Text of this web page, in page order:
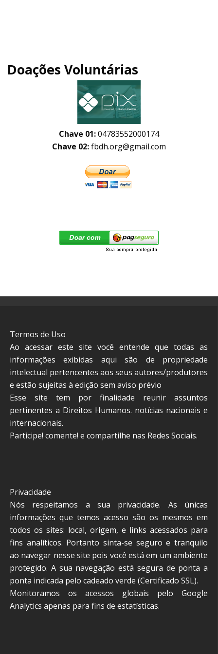
Doações Voluntárias
Chave 01:04783552000174
Chave 02:fbdh.org@gmail.com
Termos de Uso
Ao acessar este site você entende que todas as
informações exibidas aqui são de propriedade
intelectual pertencentes aos seus autores/produtores
e estão sujeitas à edição sem aviso prévio
Esse site tem por finalidade reunir assuntos
pertinentes a Direitos Humanos. notícias nacionais e
internacionais.
Participe! comente! e compartilhe nas Redes Sociais.
Privacidade
Nós respeitamos a sua privacidade. As únicas
informações que temos acesso são os mesmos em
todos os sites: local, origem, e links acessados para
fins analíticos. Portanto sinta-se seguro e tranquilo
ao navegar nesse site pois você está em um ambiente
protegido. A sua navegação está segura de ponta a
ponta indicada pelo cadeado verde (Certificado SSL).
Monitoramos os acessos globais pelo Google
Analytics apenas para fins de estatísticas.